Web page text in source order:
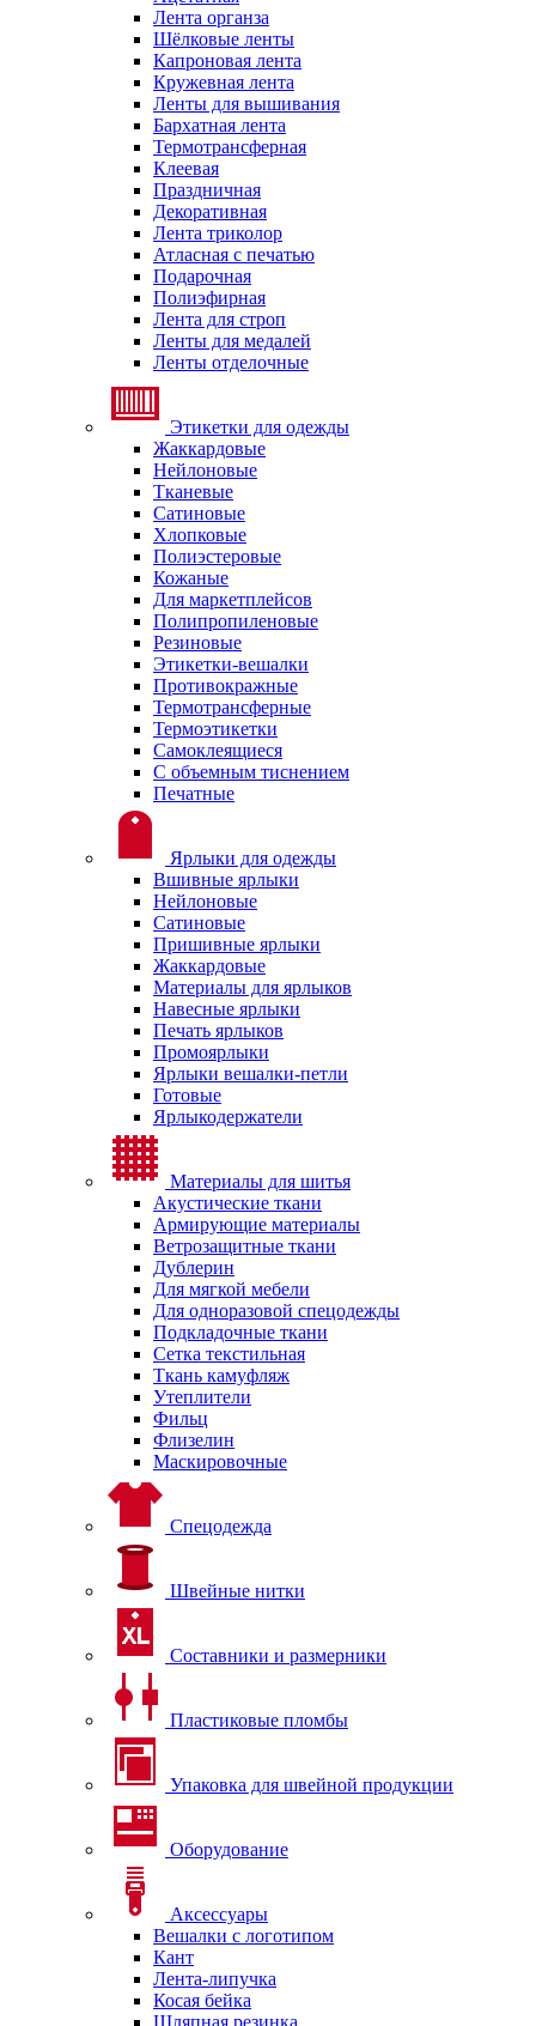
Лента органза
Шёлковые ленты
Капроновая лента
Кружевная лента
Ленты для вышивания
Бархатная лента
Термотрансферная
Клеевая
Праздничная
Декоративная
Лента триколор
Атласная с печатью
Подарочная
Полиэфирная
Лента для строп
Ленты для медалей
Ленты отделочные
Этикетки для одежды
Жаккардовые
Нейлоновые
Тканевые
Сатиновые
Хлопковые
Полиэстеровые
Кожаные
Для маркетплейсов
Полипропиленовые
Резиновые
Этикетки-вешалки
Противокражные
Термотрансферные
Термоэтикетки
Самоклеящиеся
С объемным тиснением
Печатные
Ярлыки для одежды
Вшивные ярлыки
Нейлоновые
Сатиновые
Пришивные ярлыки
Жаккардовые
Материалы для ярлыков
Навесные ярлыки
Печать ярлыков
Промоярлыки
Ярлыки вешалки-петли
Готовые
Ярлыкодержатели
Материалы для шитья
Акустические ткани
Армирующие материалы
Ветрозащитные ткани
Дублерин
Для мягкой мебели
Для одноразовой спецодежды
Подкладочные ткани
Сетка текстильная
Ткань камуфляж
Утеплители
Фильц
Флизелин
Маскировочные
Спецодежда
Швейные нитки
Составники и размерники
Пластиковые пломбы
Упаковка для швейной продукции
Оборудование
Аксессуары
Вешалки с логотипом
Кант
Лента-липучка
Косая бейка
Шляпная резинка